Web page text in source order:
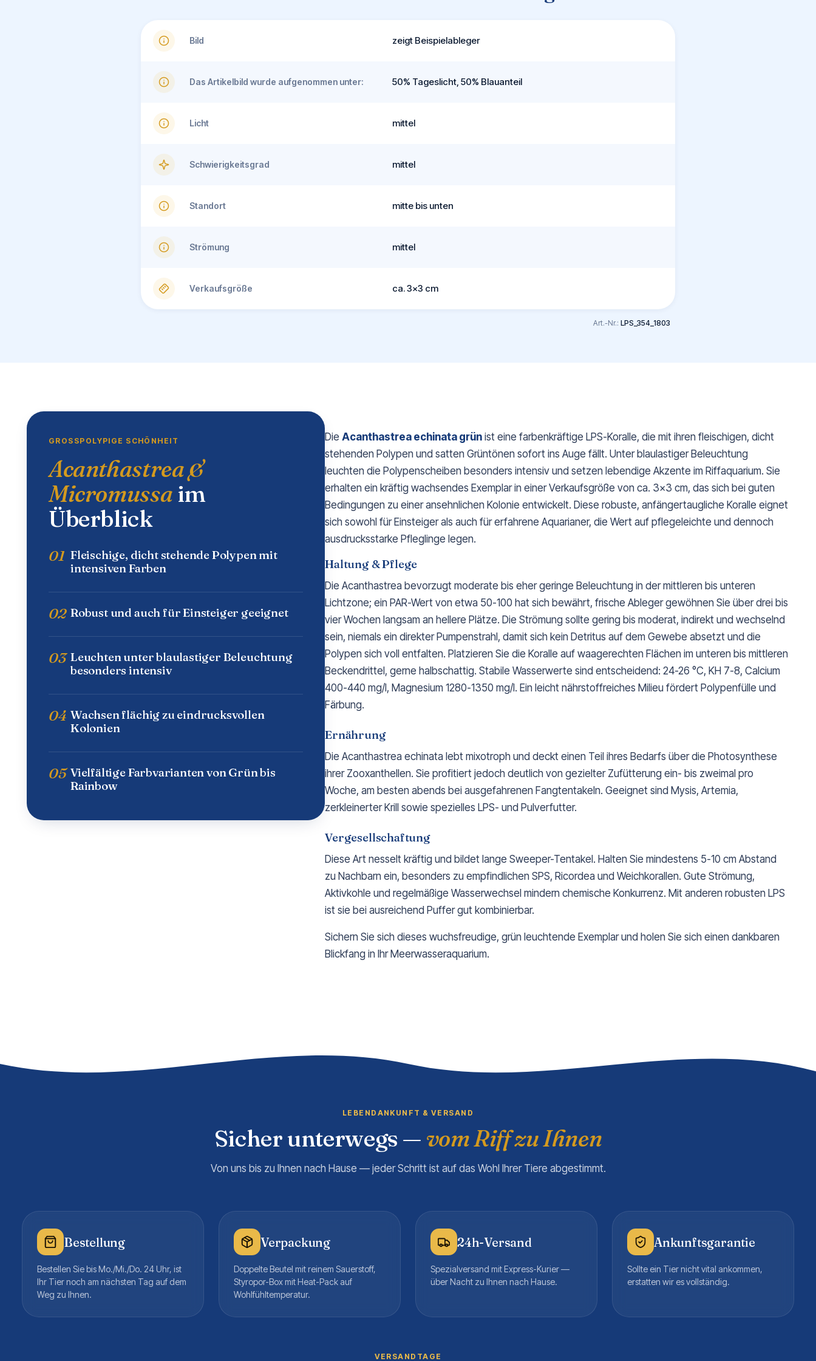
Bild zeigt Beispielableger
Das Artikelbild wurde aufgenommen unter: 50% Tageslicht, 50% Blauanteil
Licht mittel
Schwierigkeitsgrad mittel
Standort mitte bis unten
Strömung mittel
Verkaufsgröße ca. 3x3 cm
Art.-Nr.: LPS_354_1803
GROSSPOLYPIGE SCHÖNHEIT
Acanthastrea &
Micromussaim
Überblick
01 Fleischige, dicht stehende Polypen mit
intensiven Farben
02 Robust und auch für Einsteiger geeignet
03 Leuchten unter blaulastiger Beleuchtung
besonders intensiv
04 Wachsen flächig zu eindrucksvollen
Kolonien
05 Vielfältige Farbvarianten von Grün bis
Rainbow
DieAcanthastrea echinata grün ist eine farbenkräftige LPS-Koralle, die mit ihren fleischigen, dicht
stehenden Polypen und satten Grüntönen sofort ins Auge fällt. Unter blaulastiger Beleuchtung
leuchten die Polypenscheiben besonders intensiv und setzen lebendige Akzente im Riffaquarium. Sie
erhalten ein kräftig wachsendes Exemplar in einer Verkaufsgröße von ca. 3x3 cm, das sich bei guten
Bedingungen zu einer ansehnlichen Kolonie entwickelt. Diese robuste, anfängertaugliche Koralle eignet
sich sowohl für Einsteiger als auch für erfahrene Aquarianer, die Wert auf pflegeleichte und dennoch
ausdrucksstarke Pfleglinge legen.
Haltung & Pflege
Die Acanthastrea bevorzugt moderate bis eher geringe Beleuchtung in der mittleren bis unteren
Lichtzone; ein PAR-Wert von etwa 50-100 hat sich bewährt, frische Ableger gewöhnen Sie über drei bis
vier Wochen langsam an hellere Plätze. Die Strömung sollte gering bis moderat, indirekt und wechselnd
sein, niemals ein direkter Pumpenstrahl, damit sich kein Detritus auf dem Gewebe absetzt und die
Polypen sich voll entfalten. Platzieren Sie die Koralle auf waagerechten Flächen im unteren bis mittleren
Beckendrittel, gerne halbschattig. Stabile Wasserwerte sind entscheidend: 24-26 °C, KH 7-8, Calcium
400-440 mg/l, Magnesium 1280-1350 mg/l. Ein leicht nährstoffreiches Milieu fördert Polypenfülle und
Färbung.
Ernährung
Die Acanthastrea echinata lebt mixotroph und deckt einen Teil ihres Bedarfs über die Photosynthese
ihrer Zooxanthellen. Sie profitiert jedoch deutlich von gezielter Zufütterung ein- bis zweimal pro
Woche, am besten abends bei ausgefahrenen Fangtentakeln. Geeignet sind Mysis, Artemia,
zerkleinerter Krill sowie spezielles LPS- und Pulverfutter.
Vergesellschaftung
Diese Art nesselt kräftig und bildet lange Sweeper-Tentakel. Halten Sie mindestens 5-10 cm Abstand
zu Nachbarn ein, besonders zu empfindlichen SPS, Ricordea und Weichkorallen. Gute Strömung,
Aktivkohle und regelmäßige Wasserwechsel mindern chemische Konkurrenz. Mit anderen robusten LPS
ist sie bei ausreichend Puffer gut kombinierbar.
Sichern Sie sich dieses wuchsfreudige, grün leuchtende Exemplar und holen Sie sich einen dankbaren
Blickfang in Ihr Meerwasseraquarium.
LEBENDANKUNFT & VERSAND
Sicher unterwegs — vom Riff zu Ihnen
Von uns bis zu Ihnen nach Hause — jeder Schritt ist auf das Wohl Ihrer Tiere abgestimmt.
Bestellung
Bestellen Sie bis Mo./Mi./Do. 24 Uhr, ist
Ihr Tier noch am nächsten Tag auf dem
Weg zu Ihnen.
Verpackung
Doppelte Beutel mit reinem Sauerstoff,
Styropor-Box mit Heat-Pack auf
Wohlfühltemperatur.
24h-Versand
Spezialversand mit Express-Kurier —
über Nacht zu Ihnen nach Hause.
Ankunftsgarantie
Sollte ein Tier nicht vital ankommen,
erstatten wir es vollständig.
VERSANDTAGE